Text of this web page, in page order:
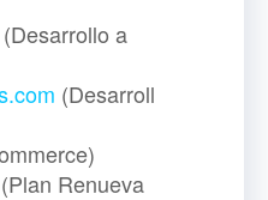
(Desarrollo a
(Desarroll
(Plan Renueva